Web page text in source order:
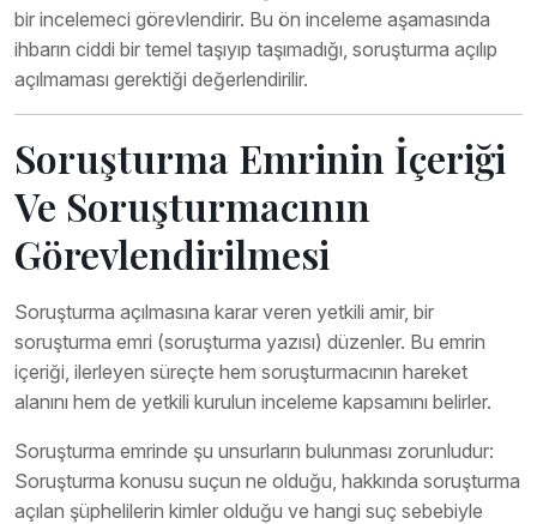
bir incelemeci görevlendirir. Bu ön inceleme aşamasında
ihbarın ciddi bir temel taşıyıp taşımadığı, soruşturma açılıp
açılmaması gerektiği değerlendirilir.
Soruşturma Emrinin İçeriği
Ve Soruşturmacının
Görevlendirilmesi
Soruşturma açılmasına karar veren yetkili amir, bir
soruşturma emri (soruşturma yazısı) düzenler. Bu emrin
içeriği, ilerleyen süreçte hem soruşturmacının hareket
alanını hem de yetkili kurulun inceleme kapsamını belirler.
Soruşturma emrinde şu unsurların bulunması zorunludur:
Soruşturma konusu suçun ne olduğu, hakkında soruşturma
açılan şüphelilerin kimler olduğu ve hangi suç sebebiyle